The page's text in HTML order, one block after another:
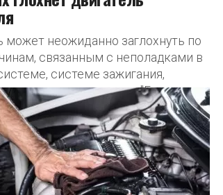
может неожиданно заглохнуть по
связанным с неполадками в
системе зажигания,
охлаждении, пишет "Газета